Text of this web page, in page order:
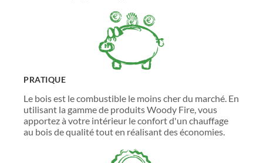
PRATIQUE
Le bois est le combustible le moins cher du marché. En
utilisant la gamme de produits Woody Fire, vous
apportez à votre intérieur le confort d'un chauffage
au bois de qualité tout en réalisant des économies.